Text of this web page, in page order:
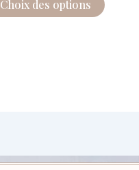
Choix des options